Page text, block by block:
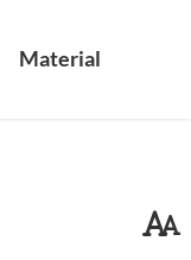
Material